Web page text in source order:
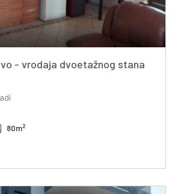
- vrodaja dvoetažnog stana
80m2